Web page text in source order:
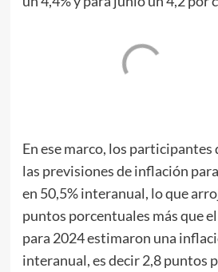
En ese marco, los
las previsiones de inflación
en 50,5% interanual, lo que
puntos porcentuales más que
para 2024 estimaron una
interanual, es decir 2,8 puntos